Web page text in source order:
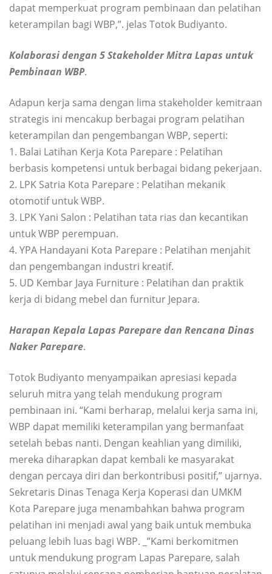
dapat memperkuat program pembinaan dan pelatihan
keterampilan bagi WBP,”. jelas Totok Budiyanto.
Kolaborasi dengan 5 Stakeholder Mitra Lapas untuk
Pembinaan WBP.
Adapun kerja sama dengan lima stakeholder kemitraan
strategis ini mencakup berbagai program pelatihan
keterampilan dan pengembangan WBP, seperti:
1. Balai Latihan Kerja Kota Parepare : Pelatihan
berbasis kompetensi untuk berbagai bidang pekerjaan.
2. LPK Satria Kota Parepare : Pelatihan mekanik
otomotif untuk WBP.
3. LPK Yani Salon : Pelatihan tata rias dan kecantikan
untuk WBP perempuan.
4. YPA Handayani Kota Parepare : Pelatihan menjahit
dan pengembangan industri kreatif.
5. UD Kembar Jaya Furniture : Pelatihan dan praktik
kerja di bidang mebel dan furnitur Jepara.
Harapan Kepala Lapas Parepare dan Rencana Dinas
Naker Parepare.
Totok Budiyanto menyampaikan apresiasi kepada
seluruh mitra yang telah mendukung program
pembinaan ini. “Kami berharap, melalui kerja sama ini,
WBP dapat memiliki keterampilan yang bermanfaat
setelah bebas nanti. Dengan keahlian yang dimiliki,
mereka diharapkan dapat kembali ke masyarakat
dengan percaya diri dan berkontribusi positif,” ujarnya.
Sekretaris Dinas Tenaga Kerja Koperasi dan UMKM
Kota Parepare juga menambahkan bahwa program
pelatihan ini menjadi awal yang baik untuk membuka
peluang lebih luas bagi WBP. _”Kami berkomitmen
untuk mendukung program Lapas Parepare, salah